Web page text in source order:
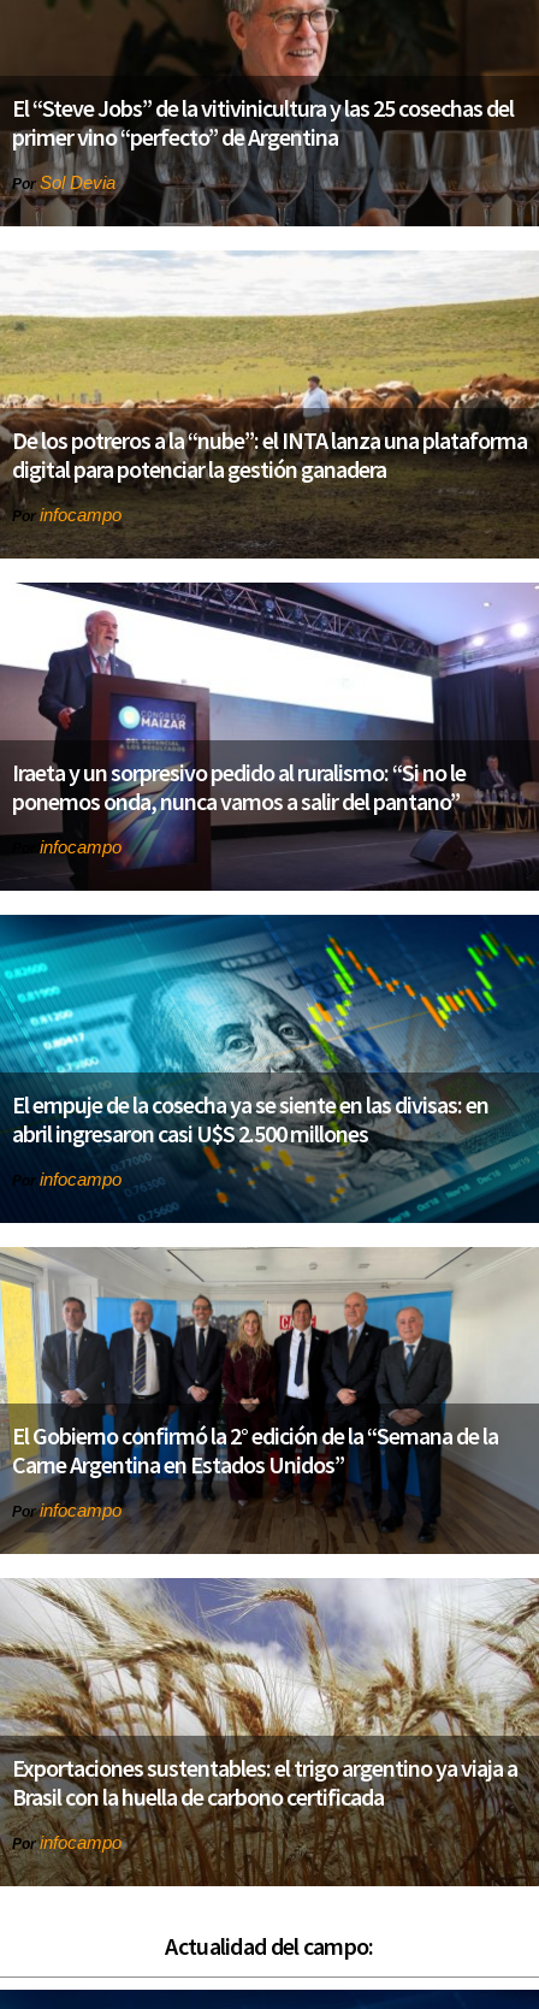
El “Steve Jobs” de la vitivinicultura y las 25 cosechas del
primer vino “perfecto” de Argentina
PorSol Devia
De los potreros a la “nube”: el INTA lanza una plataforma
digital para potenciar la gestión ganadera
Por infocampo
Iraeta y un sorpresivo pedido al ruralismo: “Si no le
ponemos onda, nunca vamos a salir del pantano”
infocampo
El empuje de la cosecha ya se siente en las divisas: en
abril ingresaron casi U$S 2.500 millones
Por infocampo
El Gobierno confirmó la 2° edición de la “Semana de la
Carne Argentina en Estados Unidos”
Porinfocampo
Exportaciones sustentables: el trigo argentino ya viaja a
Brasil con la huella de carbono certificada
Porinfocampo
Actualidad del campo: